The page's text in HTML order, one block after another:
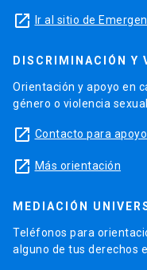
launch Ir al sitio de
DISCRIMINACIÓN Y
Orientación y apoyo en
género o violencia
launch Contacto para apoyo
launch Más orientación
MEDIACIÓN
Teléfonos para
alguno de tus derechos